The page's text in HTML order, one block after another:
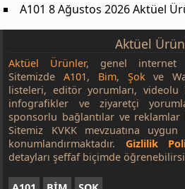
A101 8 Ağustos 2026 Aktüel
Aktüel
Aktüel Ürünler, genel internet
SitemizdeA101, Bim, Şokve
listeleri, editör yorumları, videolu
infografikler ve ziyaretçi
sponsorlu bağlantılar ve
Sitemiz KVKK mevzuatına
konumlandırmaktadır. Gizlilik
detayları şeffaf biçimde